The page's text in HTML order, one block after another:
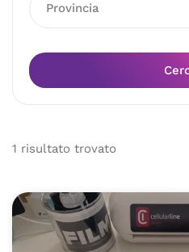
Provincia
1 risultato trovato